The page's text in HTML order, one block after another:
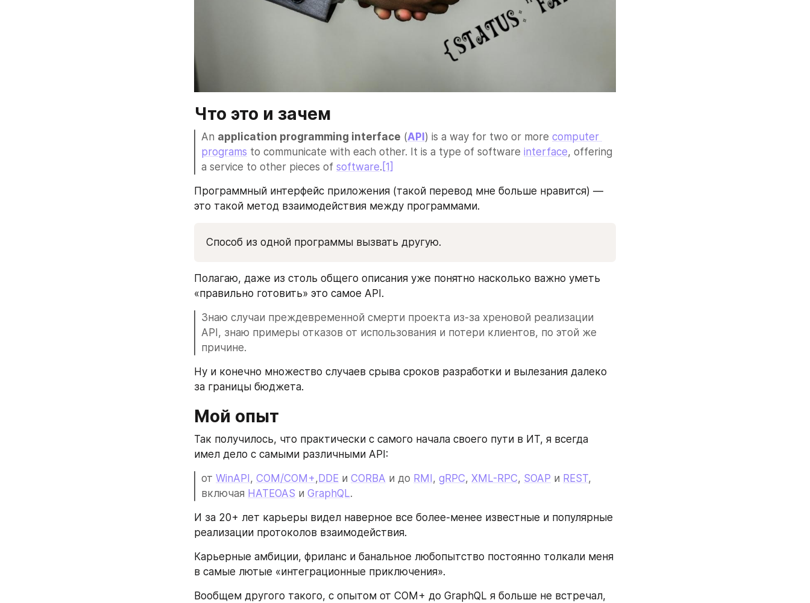
Что это и зачем
An application programming interface (API) is a way for two or more computer
programs to communicate with each other. It is a type of software interface, offering
a service to other pieces of software. [1]
Программный интерфейс приложения (такой перевод мне больше нравится) —
это такой метод взаимодействия между программами.
Способ из одной программы вызвать другую.
Полагаю, даже из столь общего описания уже понятно насколько важно уметь
«правильно готовить» это самое API.
Знаю случаи преждевременной смерти проекта из-за хреновой реализации
API, знаю примеры отказов от использования и потери клиентов, по этой же
причине.
Ну и конечно множество случаев срыва сроков разработки и вылезания далеко
за границы бюджета.
Мой опыт
Так получилось, что практически с самого начала своего пути в ИТ, я всегда
имел дело с самыми различными API:
от WinAPI , COM/COM+, DDE и CORBA и до RMI , gRPC, XML-RPC, SOAP и REST,
включая HATEOAS и GraphQL.
И за 20+ лет карьеры видел наверное все более-менее известные и популярные
реализации протоколов взаимодействия.
Карьерные амбиции, фриланс и банальное любопытство постоянно толкали меня
в самые лютые «интеграционные приключения».
Вообщем другого такого, с опытом от COM+ до GraphQL я больше не встречал,